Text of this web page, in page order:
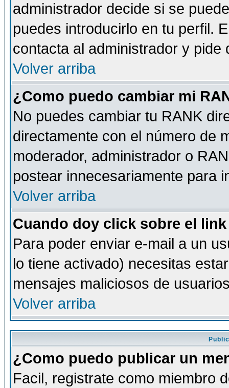
administrador decide si se
puedes introducirlo en tu perfil.
contacta al administrador y
Volver arriba
¿Como puedo cambiar mi
No puedes cambiar tu RANK
directamente con el número de
moderador, administrador o
postear innecesariamente para
Volver arriba
Cuando doy click sobre el
Para poder enviar e-mail a un
lo tiene activado) necesitas
mensajes maliciosos de
Volver arriba
¿Como puedo publicar un
Facil, registrate como miembro